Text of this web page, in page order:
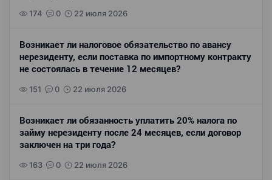
174 0 22 июля 2026
Возникает ли налоговое обязательство по авансу
нерезиденту, если поставка по импортному контракту
не состоялась в течение 12 месяцев?
151 0 22 июля 2026
Возникает ли обязанность уплатить 20% налога по
займу нерезиденту после 24 месяцев, если договор
заключен на три года?
163 0 22 июля 2026